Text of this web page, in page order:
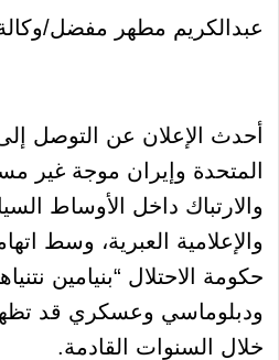
عبدالكريم مطهر مفضل/
أحدث الإعلان عن التوصل
المتحدة وإيران موجة غير
والارتباك داخل الأوساط
والإعلامية العبرية، وسط
حكومة الاحتلال “بنيامين
ودبلوماسي وعسكري قد تظهر
خلال السنوات القادمة.